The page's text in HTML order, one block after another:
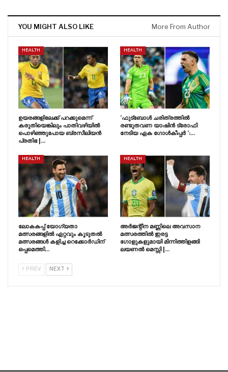
YOU MIGHT ALSO LIKE More From Author
HEALTH
ഉയരങ്ങളിലേക്ക് പറക്കുമെന്ന്
കരുതിയെങ്കിലും പാതിവഴിയിൽ
പൊഴിഞ്ഞുപോയ ബ്രസീലിയൻ
പ്രതിഭ |…
HEALTH
‘ഫുട്ബോൾ ചരിത്രത്തിൽ
രണ്ടുതവണ യാഷിൻ ട്രോഫി
നേടിയ ഏക ഗോൾകീപ്പർ ‘:…
HEALTH
ലോകകപ്പ് യോഗ്യതാ
മത്സരങ്ങളിൽ ഏറ്റവും കൂടുതൽ
മത്സരങ്ങൾ കളിച്ച റെക്കോർഡിന്
ഒപ്പമെത്തി…
HEALTH
അർജന്റീന മണ്ണിലെ അവസാന
മത്സരത്തിൽ ഇരട്ട
ഗോളുകളുമായി മിന്നിത്തിളങ്ങി
ലയണൽ മെസ്സി |…
PREV NEXT